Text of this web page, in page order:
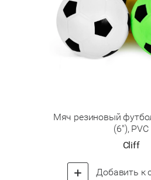
Мяч резиновый
(6"), PVC
Cliff
Добавить к